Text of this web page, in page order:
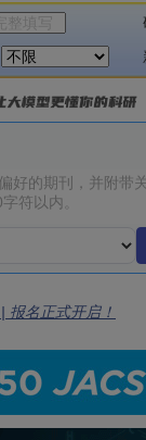
报名正式开启！